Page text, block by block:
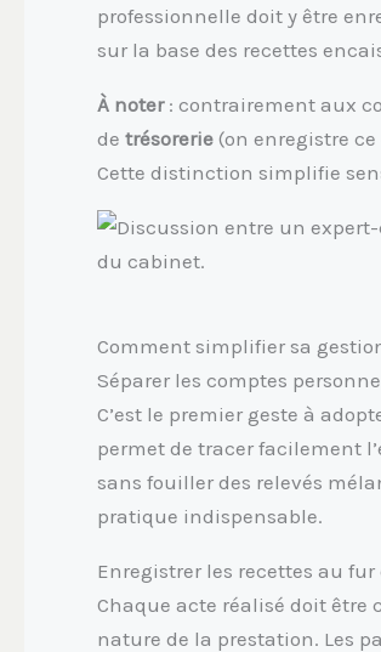
professionnelle doit y être
sur la base des recettes
À noter : contrairement aux
de trésorerie (on enregistre
Cette distinction simplifie
Comment simplifier sa
Séparer les comptes
C’est le premier geste à
permet de tracer facilement
sans fouiller des relevés
pratique indispensable.
Enregistrer les recettes au fur
Chaque acte réalisé doit
nature de la prestation. Les